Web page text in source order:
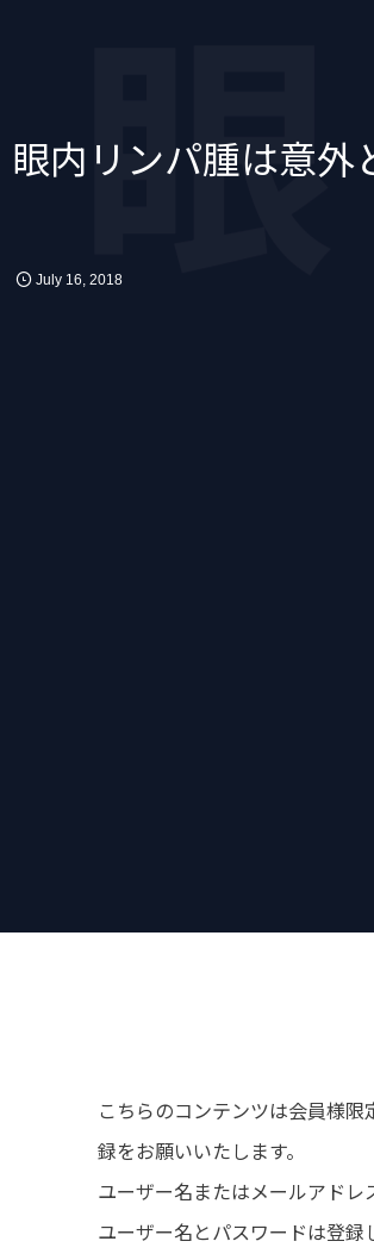
眼内リンパ腫は意外
July 16 2018
こちらのコンテンツは会員様
録をお願いいたします。
ユーザー名またはメールアドレ
ユーザー名とパスワードは登録